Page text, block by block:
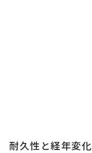
耐久性と経年変化